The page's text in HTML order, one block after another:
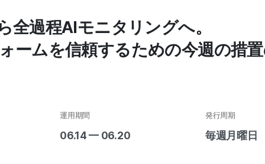
全過程AIモニタリングへ。
ームを信頼するための今週の措
運用期間
06.14 — 06.20
発行周期
毎週月曜日